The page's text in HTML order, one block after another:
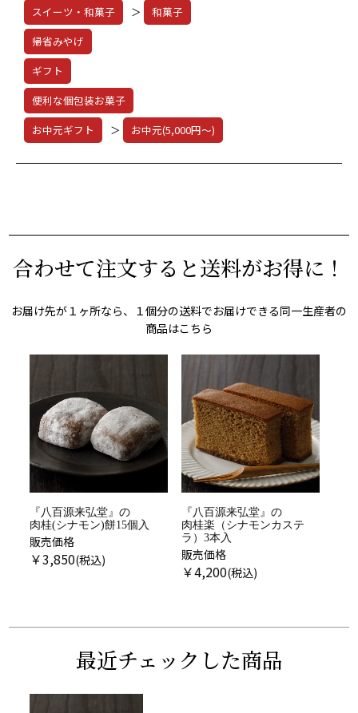
スイーツ・和菓子 ＞
和菓子
帰省みやげ
ギフト
便利な個包装お菓子
お中元ギフト
＞ お中元(5,000円～)
合わせて注文すると送料がお得に！
お届け先が１ヶ所なら、１個分の送料でお届けできる同一生産者の
商品はこちら
『八百源来弘堂』の
肉桂(シナモン)餅15個入
販売価格
￥3,850
『八百源来弘堂』の
肉桂楽（シナモンカステ
ラ）3本入
販売価格
￥4,200
最近チェックした商品